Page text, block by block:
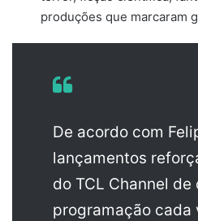
produções que marcaram
De acordo com
lançamentos
do TCL Channel
programação cada